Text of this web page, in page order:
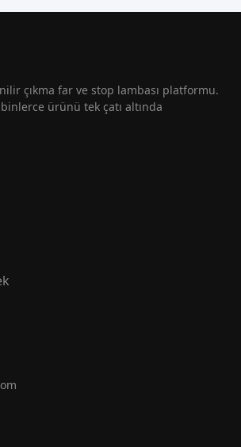
çıkma far ve stop lambası platformu.
ürünü tek çatı altında